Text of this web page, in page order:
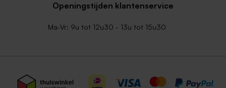
Openingstijden klantenservice
Ma-Vr: 9u tot 12u30 - 13u tot 15u30